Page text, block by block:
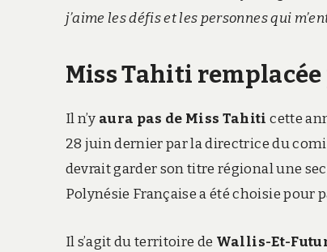
j’aime les défis et les personnes qui
Miss Tahiti
Il n’y aura pas de Miss Tahiti cette
28 juin dernier par la directrice du
devrait garder son titre régional une
Polynésie Française a été choisie pour
Il s’agit du territoire de Wallis-Et-